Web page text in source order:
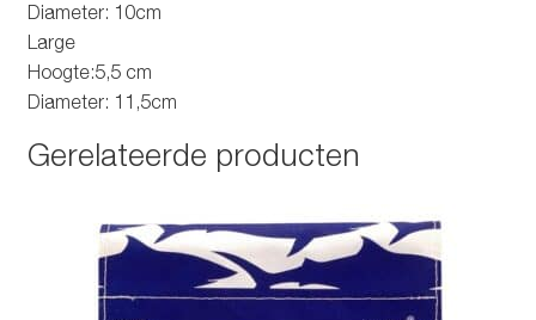
Diameter: 10cm
Large
Hoogte:5,5 cm
Diameter: 11,5cm
Gerelateerde producten